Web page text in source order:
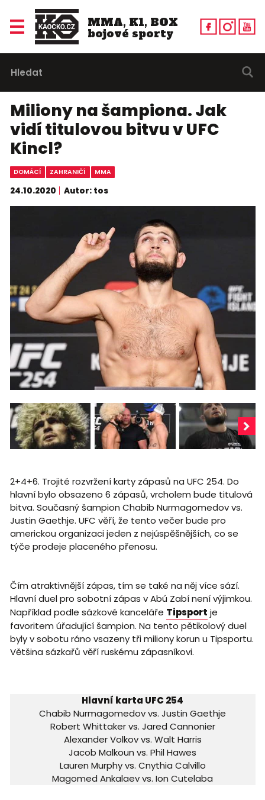
MMA, K1, BOX
bojové sporty
Miliony na šampiona. Jak
vidí titulovou bitvu v UFC
Kincl?
DOMÁCÍ ZAHRANIČÍ MMA
24.10.2020 Autor: tos
2+4+6. Trojité rozvržení karty zápasů na UFC 254. Do
hlavní bylo obsazeno 6 zápasů, vrcholem bude titulová
bitva. Současný šampion Chabib Nurmagomedov vs.
Justin Gaethje. UFC věří, že tento večer bude pro
americkou organizaci jeden z nejúspěšnějších, co se
týče prodeje placeného přenosu.
Čím atraktivnější zápas, tím se také na něj více sází.
Hlavní duel pro sobotní zápas v Abú Zabí není výjimkou.
Například podle sázkové kanceláře Tipsport je
favoritem úřadující šampion. Na tento pětikolový duel
byly v sobotu ráno vsazeny tři miliony korun u Tipsportu.
Většina sázkařů věří ruskému zápasníkovi.
Hlavní karta UFC 254
Chabib Nurmagomedov vs. Justin Gaethje
Robert Whittaker vs. Jared Cannonier
Alexander Volkov vs. Walt Harris
Jacob Malkoun vs. Phil Hawes
Lauren Murphy vs. Cnythia Calvillo
Magomed Ankalaev vs. Ion Cutelaba